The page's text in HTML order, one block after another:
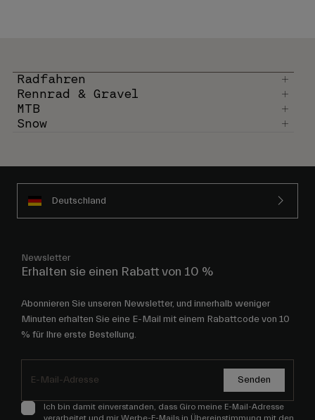
Radfahren
Rennrad & Gravel
MTB
Snow
Deutschland
Newsletter
Erhalten sie einen Rabatt von 10 %
Abonnieren Sie unseren Newsletter, und innerhalb weniger
Minuten erhalten Sie eine E-Mail mit einem Rabattcode von 10
% für Ihre erste Bestellung.
Senden
Ich bin damit einverstanden, dass Giro meine E-Mail-Adresse